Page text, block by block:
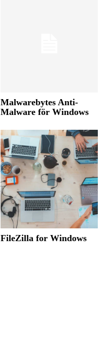
Malwarebytes Anti-
Malware för Windows
FileZilla for Windows